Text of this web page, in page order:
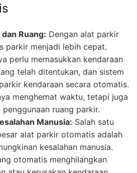
Ruang: Dengan alat parkir
parkir menjadi lebih cepat.
perlu memasukkan kendaraan
telah ditentukan, dan sistem
kendaraan secara otomatis.
menghemat waktu, tetapi juga
penggunaan ruang parkir.
Manusia: Salah satu
alat parkir otomatis adalah
kesalahan manusia.
otomatis menghilangkan